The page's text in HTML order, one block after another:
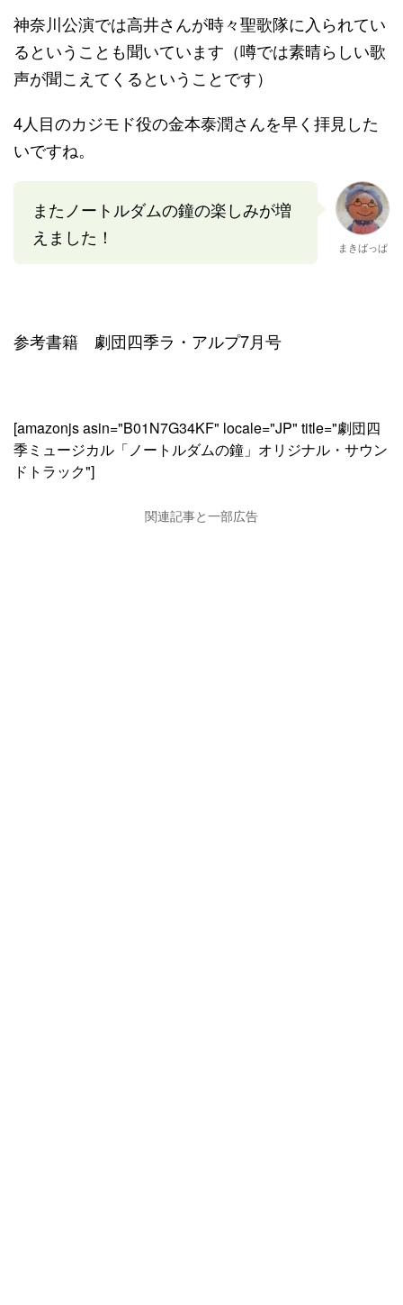
神奈川公演では高井さんが時々聖歌隊に入られてい
るということも聞いています（噂では素晴らしい歌
声が聞こえてくるということです）
4人目のカジモド役の金本泰潤さんを早く拝見した
いですね。
またノートルダムの鐘の楽しみが増
えました！
まきばっぱ
参考書籍 劇団四季ラ・アルプ7月号
[amazonjs asin="B01N7G34KF" locale="JP" title="劇団四
季ミュージカル「ノートルダムの鐘」オリジナル・サウン
ドトラック"]
関連記事と一部広告